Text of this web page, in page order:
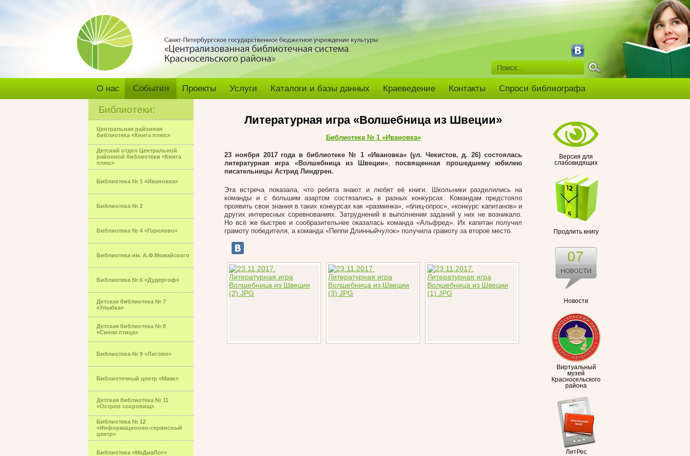
О нас События Проекты Услуги Каталоги и базы данных Краеведение Контакты Спроси библиографа
Библиотеки:
Центральная районная
библиотека «Книга плюс»
Детский отдел Центральной
районной библиотеки «Книга
плюс»
Библиотека № 1 «Ивановка»
Библиотека № 2
Библиотека № 4 «Горелово»
Библиотека им. А.Ф.Можайского
Библиотека № 6 «Дудергоф»
Детская библиотека № 7
«Улыбка»
Детская библиотека № 8
«Синяя птица»
Библиотека № 9 «Лигово»
Библиотечный центр «Маяк»
Детская библиотека № 11
«Остров сокровищ»
Библиотека № 12
«Информационно-сервисный
центр»
Библиотека «МеДиаЛог»
Версия для
слабовидящих
Продлить книгу
Новости
07
Виртуальный
музей
Красносельского
района
ЛитРес
Литературная игра «Волшебница из Швеции»
Библиотека № 1 «Ивановка»
23 ноября 2017 года в библиотеке № 1 «Ивановка» (ул. Чекистов, д. 26) состоялась
литературная игра «Волшебница из Швеции», посвященная прошедшему юбилею
писательницы Астрид Линдгрен.
Эта встреча показала, что ребята знают и любят её книги. Школьники разделились на
команды и с большим азартом состязались в разных конкурсах. Командам предстояло
проявить свои знания в таких конкурсах как «разминка», «блиц-опрос», «конкурс капитанов» и
других интересных соревнованиях. Затруднений в выполнении заданий у них не возникало.
Но всё же быстрее и сообразительнее оказалась команда «Альфред». Их капитан получил
грамоту победителя, а команда «Пеппи Длинныйчулок» получила грамоту за второе место.